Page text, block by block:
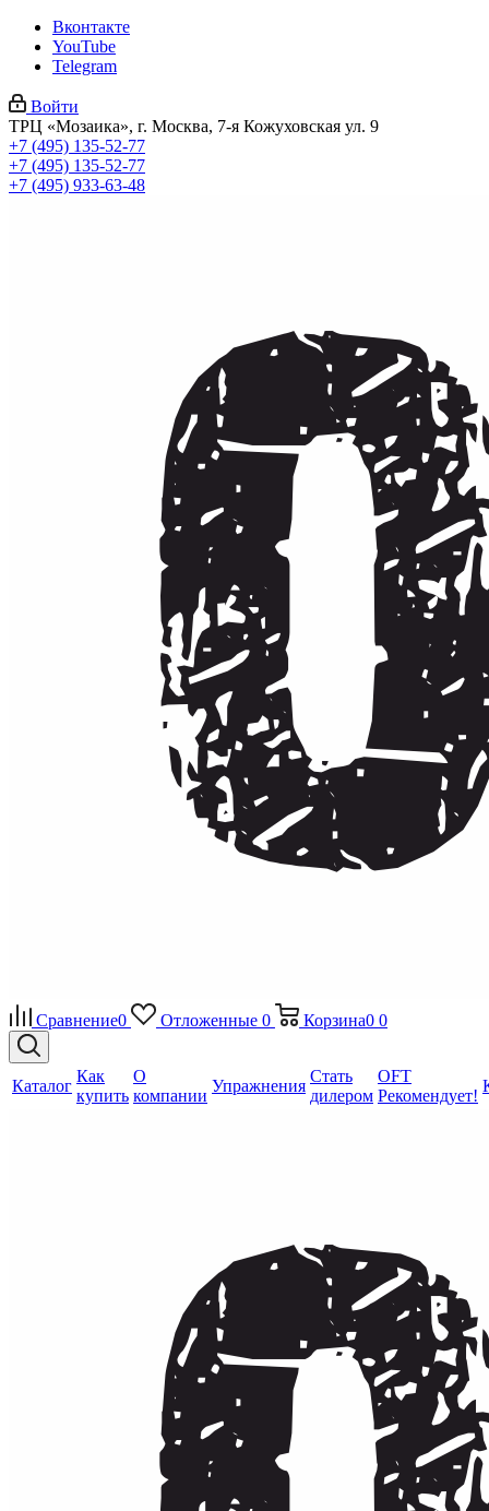
Вконтакте
YouTube
Telegram
Войти
ТРЦ «Мозаика», г. Москва, 7-я Кожуховская ул. 9
+7 (495) 135-52-77
+7 (495) 135-52-77
+7 (495) 933-63-48
Сравнение0 Отложенные 0 Корзина0 0
Каталог
Как
купить
О
компании
Упражнения
Стать
дилером
OFT
Рекомендует!